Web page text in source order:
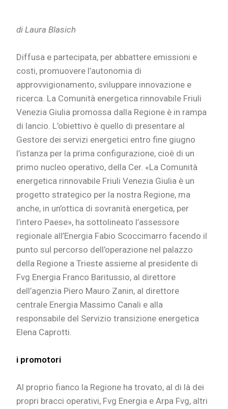
di Laura Blasich
Diffusa e partecipata, per abbattere emissioni e
costi, promuovere l’autonomia di
approvvigionamento, sviluppare innovazione e
ricerca. La Comunità energetica rinnovabile Friuli
Venezia Giulia promossa dalla Regione è in rampa
di lancio. L’obiettivo è quello di presentare al
Gestore dei servizi energetici entro fine giugno
l’istanza per la prima configurazione, cioè di un
primo nucleo operativo, della Cer. «La Comunità
energetica rinnovabile Friuli Venezia Giulia è un
progetto strategico per la nostra Regione, ma
anche, in un’ottica di sovranità energetica, per
l’intero Paese», ha sottolineato l’assessore
regionale all’Energia Fabio Scoccimarro facendo il
punto sul percorso dell’operazione nel palazzo
della Regione a Trieste assieme al presidente di
Fvg Energia Franco Baritussio, al direttore
dell’agenzia Piero Mauro Zanin, al direttore
centrale Energia Massimo Canali e alla
responsabile del Servizio transizione energetica
Elena Caprotti.
i promotori
Al proprio fianco la Regione ha trovato, al di là dei
propri bracci operativi, Fvg Energia e Arpa Fvg, altri